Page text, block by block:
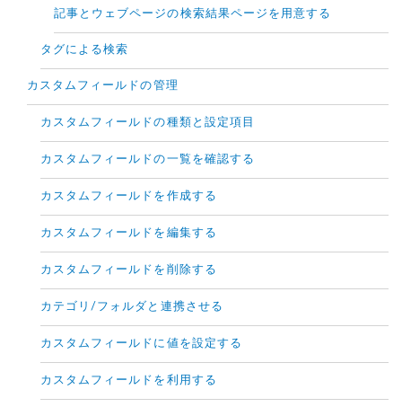
記事とウェブページの検索結果ページを用意する
タグによる検索
カスタムフィールドの管理
カスタムフィールドの種類と設定項目
カスタムフィールドの一覧を確認する
カスタムフィールドを作成する
カスタムフィールドを編集する
カスタムフィールドを削除する
カテゴリ/フォルダと連携させる
カスタムフィールドに値を設定する
カスタムフィールドを利用する